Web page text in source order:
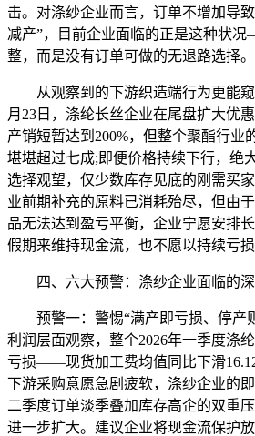
击。对涤纱企业而言，订单不增加导
减产”，目前企业面临的正是这种状
整，而是没有订单可做的无退路选择。
从观察到的下游织造端行为更能窥
月23日，涤纶长丝企业在尾盘扩大优
产销短暂达到200%，但整个聚酯行业
堪堪超过七成;即便价格持续下行，绝
选择观望，仅少数库存见底的刚需买
业前期补充的原料已消耗殆尽，但由
品无法达到盈亏平衡，企业宁愿安排
假期来维持现金流，也不愿以持续亏损
四、六大预警：涤纱企业面临的深
预警一：警惕“满产即亏损、停产
利润层面观察，整个2026年一季度涤
亏损——现货加工费均值同比下滑
下游采购意愿急剧疲软，涤纱企业的
二季度订单淡季叠加库存高企的双重
进一步扩大。建议企业将现金流保护